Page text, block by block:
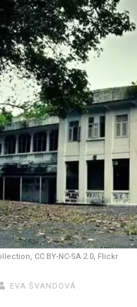
CC BY-NC-SA 2.0, Flickr
EVA ŠVANDOVÁ